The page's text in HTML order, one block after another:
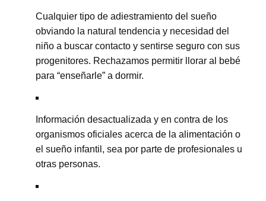
Cualquier tipo de adiestramiento del sueño
obviando la natural tendencia y necesidad del
niño a buscar contacto y sentirse seguro con sus
progenitores. Rechazamos permitir llorar al bebé
para “enseñarle” a dormir.
Información desactualizada y en contra de los
organismos oficiales acerca de la alimentación o
el sueño infantil, sea por parte de profesionales u
otras personas.